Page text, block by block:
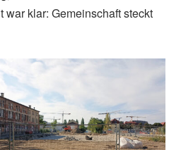
klar: Gemeinschaft steckt